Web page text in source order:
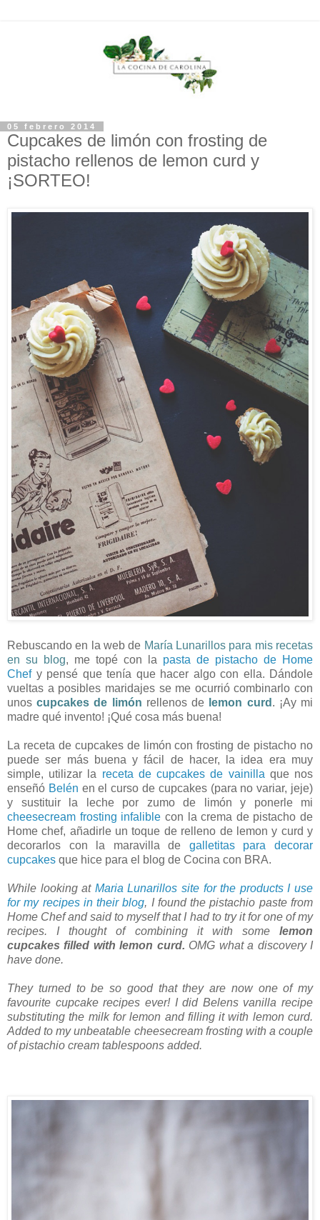
05 febrero 2014
Cupcakes de limón con frosting de
pistacho rellenos de lemon curd y
¡SORTEO!
Rebuscando en la web de María Lunarillos para mis recetas
en su blog, me topé con la pasta de pistacho de Home
Chefy pensé que tenía que hacer algo con ella. Dándole
vueltas a posibles maridajes se me ocurrió combinarlo con
unoscupcakes de limón rellenos de lemon curd . ¡Ay mi
madre qué invento! ¡Qué cosa más buena!
La receta de cupcakes de limón con frosting de pistacho no
puede ser más buena y fácil de hacer, la idea era muy
simple, utilizar la receta de cupcakes de vainilla que nos
enseñó Belén en el curso de cupcakes (para no variar, jeje)
y sustituir la leche por zumo de limón y ponerle mi
cheesecream frosting infalible con la crema de pistacho de
Home chef, añadirle un toque de relleno de lemon y curd y
decorarlos con la maravilla de galletitas para decorar
cupcakes que hice para el blog de Cocina con BRA.
While looking at Maria Lunarillos site for the products I use
for my recipes in their blog, I found the pistachio paste from
Home Chef and said to myself that I had to try it for one of my
recipes. I thought of combining it with some lemon
cupcakes filled with lemon curd. OMG what a discovery I
have done.
They turned to be so good that they are now one of my
favourite cupcake recipes ever! I did Belens vanilla recipe
substituting the milk for lemon and filling it with lemon curd.
Added to my unbeatable cheesecream frosting with a couple
of pistachio cream tablespoons added.